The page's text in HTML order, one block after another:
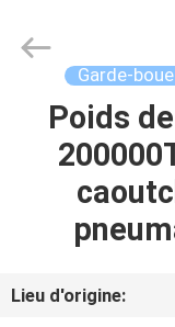
MAISON
PRODUITS
VIDÉOS
Supply
Garde-
Poids
Lieu d'origine: